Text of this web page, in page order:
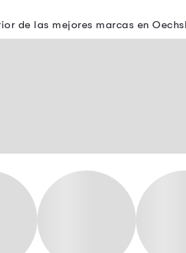
de las mejores marcas en